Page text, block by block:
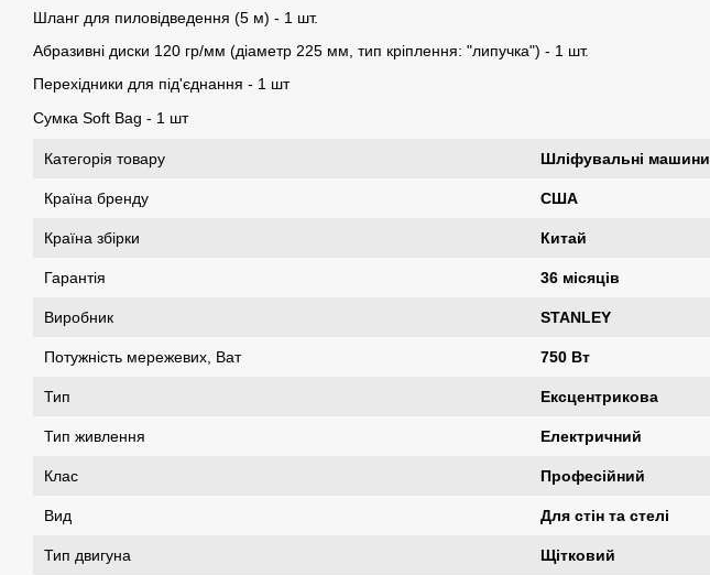
Шланг для пиловідведення (5 м) - 1 шт.
Абразивні диски 120 гр/мм (діаметр 225 мм, тип кріплення: "липучка") - 1 шт.
Перехідники для під'єднання - 1 шт
Сумка Soft Bag - 1 шт
Категорія товару Шліфувальні машини
Країна бренду США
Країна збірки Китай
Гарантія 36 місяців
Виробник STANLEY
Потужність мережевих, Ват 750 Вт
Тип Ексцентрикова
Тип живлення Електричний
Клас Професійний
Вид Для стін та стелі
Тип двигуна Щітковий